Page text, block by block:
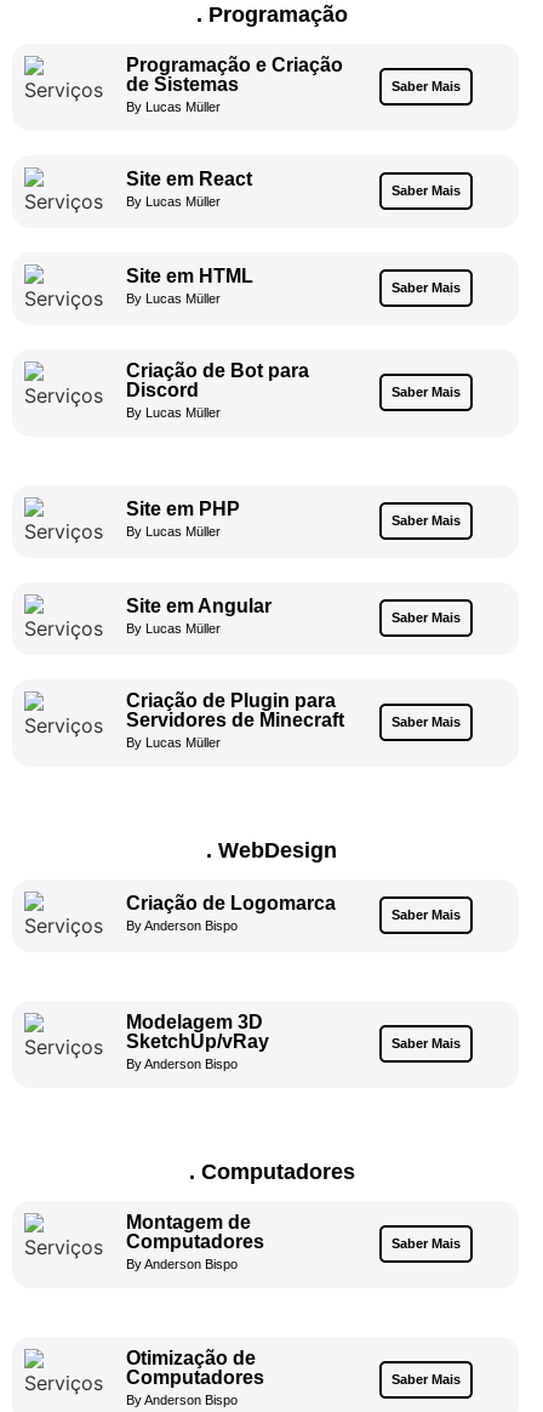
. Programação
Programação e Criação
de Sistemas
By Lucas Müller
Saber Mais
Site em React
By Lucas Müller
Saber Mais
Site em HTML
By Lucas Müller
Saber Mais
Criação de Bot para
Discord
By Lucas Müller
Saber Mais
Site em PHP
By Lucas Müller
Saber Mais
Site em Angular
By Lucas Müller
Saber Mais
Criação de Plugin para
Servidores de Minecraft
By Lucas Müller
Saber Mais
. WebDesign
Criação de Logomarca
By Anderson Bispo
Saber Mais
Modelagem 3D
SketchUp/vRay
By Anderson Bispo
Saber Mais
. Computadores
Montagem de
Computadores
By Anderson Bispo
Saber Mais
Otimização de
Computadores
By Anderson Bispo
Saber Mais